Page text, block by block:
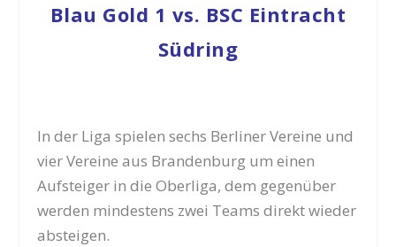
Blau Gold 1 vs. BSC Eintracht
Südring
In der Liga spielen sechs Berliner Vereine und
vier Vereine aus Brandenburg um einen
Aufsteiger in die Oberliga, dem gegenüber
werden mindestens zwei Teams direkt wieder
absteigen.